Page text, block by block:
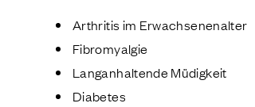
Arthritis im Erwachsenenalter
Fibromyalgie
Langanhaltende Müdigkeit
Diabetes